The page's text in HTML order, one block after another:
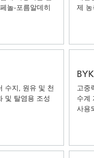
놀-포름알데히
제
수지, 원유 및 천
및 탈염용 조성
고중
수계
사용